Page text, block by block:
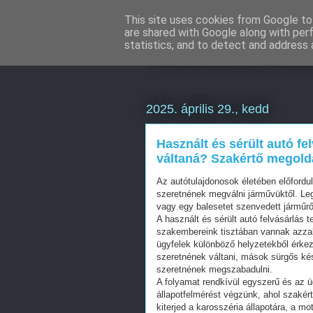
Weboldal
2025. április 29., kedd
Használt és sérült autó
váltaná? Szakértő
Az autótulajdonosok életében
szeretnének megválni járművüktől.
vagy egy balesetet szenvedett
A használt és sérült autó felvásárlás
szakembereink tisztában vannak
ügyfelek különböző helyzetekből
szeretnének váltani, mások sürgős
szeretnének megszabadulni.
A folyamat rendkívül egyszerű és az
állapotfelmérést végzünk, ahol
kiterjed a karosszéria állapotára, a
This site uses cookies from Google
are shared with Google along with
statistics, and to detect and address